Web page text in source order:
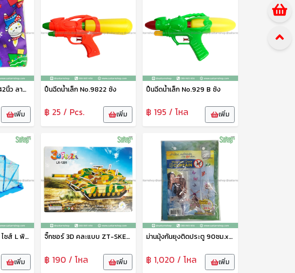
ปลอกหมอนข้าง 14X42นิ้ว ลายการ์ตูน แสนสุข
เพิ่ม
ปืนฉีดน้ำเล็ก No.9822 ซ้ง
฿ 25 / Pcs. เพิ่ม
ปืนฉีดน้ำเล็ก No.929 B ซ้ง
฿ 195 / โหล เพิ่ม
มุ้งพับสำหรับเด็กเล็ก ไซส์ L พิมพ์ลาย Netto
เพิ่ม
จิ๊กซอร์ 3D คละแบบ ZT-SKE-6113
฿ 190 / โหล เพิ่ม
ม่านมุ้งกันยุงติดประตู 90ซม.x120ซม. DS-15158 TL
฿ 1,020 / โหล เพิ่ม